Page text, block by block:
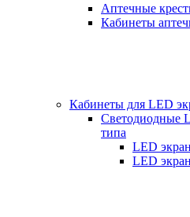
Аптечные
Кабинеты
Кабинеты для LED
Светодиодные
типа
LED
LED